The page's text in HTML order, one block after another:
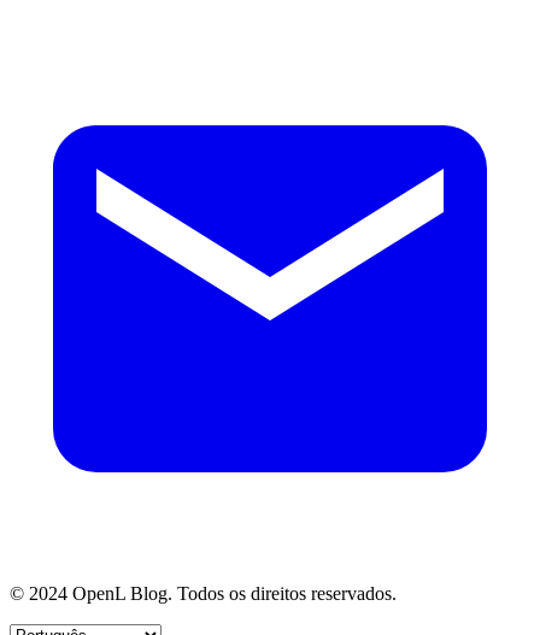
© 2024 OpenL Blog. Todos os direitos reservados.